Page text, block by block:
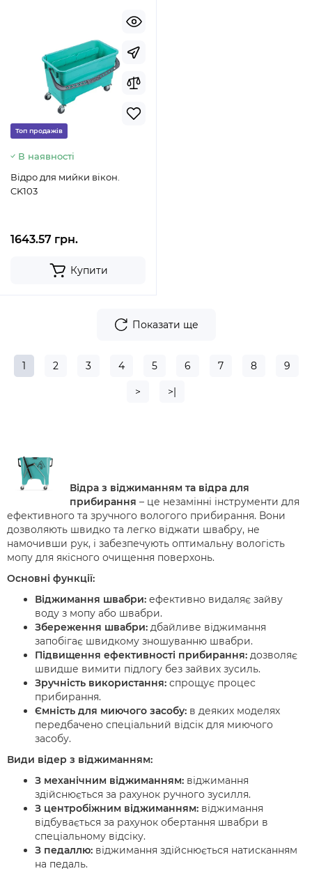
Топ продажів
В наявності
Відро для мийки вікон.
CK103
1643.57 грн.
Купити
Показати ще
1 2 3 4 5 6 7 8 9
> >|
Відра з віджиманням та відра для
прибирання – це незамінні інструменти для
ефективного та зручного вологого прибирання. Вони
дозволяють швидко та легко віджати швабру, не
намочивши рук, і забезпечують оптимальну вологість
мопу для якісного очищення поверхонь.
Основні функції:
Віджимання швабри: ефективно видаляє зайву
воду з мопу або швабри.
Збереження швабри: дбайливе віджимання
запобігає швидкому зношуванню швабри.
Підвищення ефективності прибирання: дозволяє
швидше вимити підлогу без зайвих зусиль.
Зручність використання: спрощує процес
прибирання.
Ємність для миючого засобу: в деяких моделях
передбачено спеціальний відсік для миючого
засобу.
Види відер з віджиманням:
З механічним віджиманням: віджимання
здійснюється за рахунок ручного зусилля.
З центробіжним віджиманням: віджимання
відбувається за рахунок обертання швабри в
спеціальному відсіку.
З педаллю: віджимання здійснюється натисканням
на педаль.